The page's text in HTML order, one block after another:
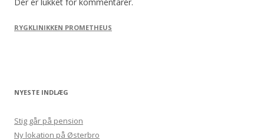
RYGKLINIKKEN PROMETHEUS
NYESTE INDLÆG
Stig går på pension
Ny lokation på Østerbro